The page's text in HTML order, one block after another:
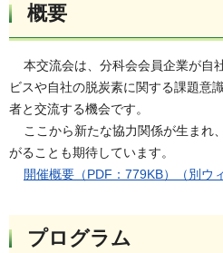
概要
本交流会は、分科会会員企業が自
ビスや自社の脱炭素に関する課題意
者と交流する機会です。
ここから新たな協力関係が生まれ
がることも期待しています。
開催概要（PDF：779KB）（別ウ
プログラム